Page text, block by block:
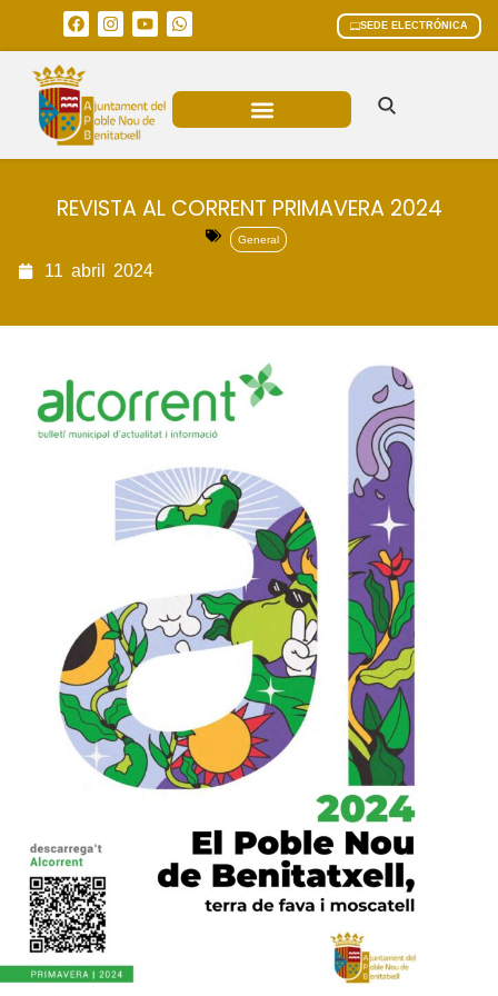
SEDE ELECTRÓNICA
REVISTA AL CORRENT PRIMAVERA 2024
General
11 abril 2024